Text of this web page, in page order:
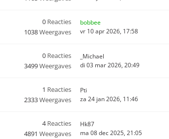
0 Reacties
1038Weergaves
bobbee
vr 10 apr 2026, 17:58
0 Reacties
3499Weergaves
_Michael
di 03 mar 2026, 20:49
1 Reacties
2333Weergaves
Pti
za 24 jan 2026, 11:46
4Reacties
4891 Weergaves
Hk87
ma 08 dec 2025, 21:05